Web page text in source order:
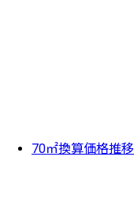
70㎡換算価格推移